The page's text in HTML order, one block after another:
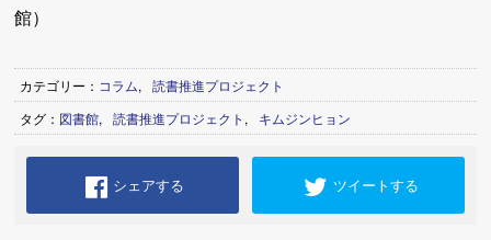
館）
カテゴリー： コラム,
読書推進プロジェクト
タグ： 図書館, 読書推進プロジェクト , キムジンヒョン
シェアする ツイートする